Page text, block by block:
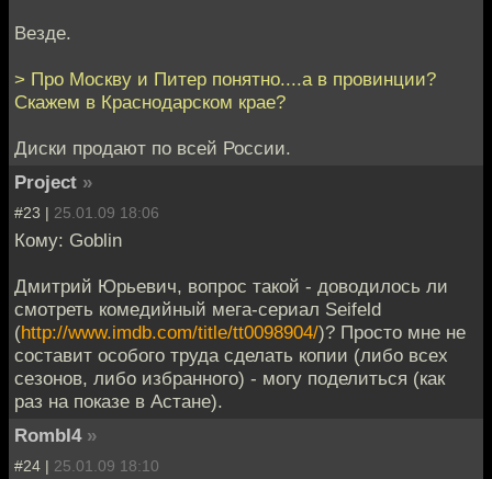
Везде.
> Про Москву и Питер понятно....а в провинции?
Скажем в Краснодарском крае?
Диски продают по всей России.
Project »
#23 | 25.01.09 18:06
Кому: Goblin
Дмитрий Юрьевич, вопрос такой - доводилось ли
смотреть комедийный мега-сериал Seifeld
(http://www.imdb.com/title/tt0098904/)? Просто мне не
составит особого труда сделать копии (либо всех
сезонов, либо избранного) - могу поделиться (как
раз на показе в Астане).
RombI4 »
#24 | 25.01.09 18:10